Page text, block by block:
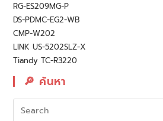
RG-ES209MG-P
DS-PDMC-EG2-WB
CMP-W202
LINK US-5202SLZ-X
Tiandy TC-R3220
🔎︎ ค้นหา